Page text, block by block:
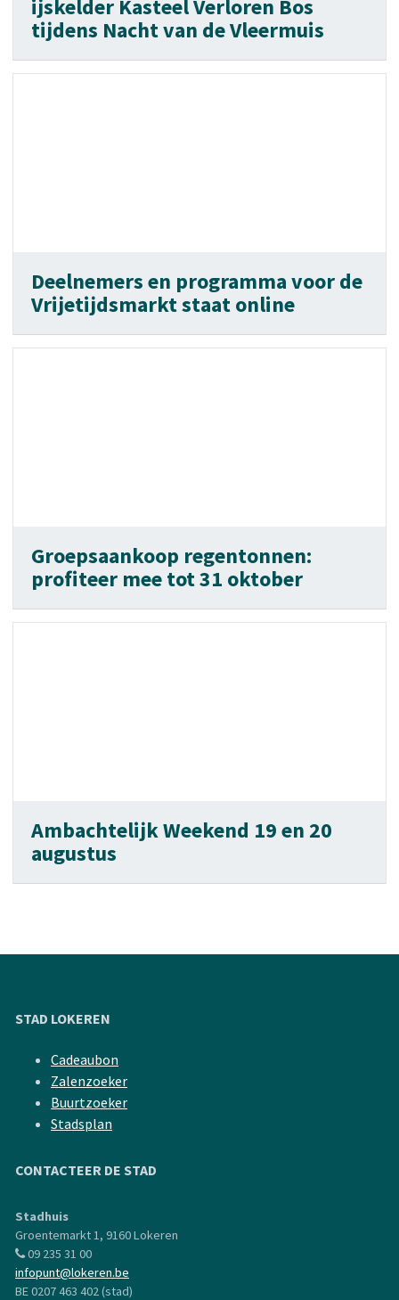
ijskelder Kasteel Verloren Bos
tijdens Nacht van de Vleermuis
Deelnemers en programma voor de
Vrijetijdsmarkt staat online
Groepsaankoop regentonnen:
profiteer mee tot 31 oktober
Ambachtelijk Weekend 19 en 20
augustus
STAD LOKEREN
Cadeaubon
Zalenzoeker
Buurtzoeker
Stadsplan
CONTACTEER DE STAD
Stadhuis
Groentemarkt 1, 9160 Lokeren
09 235 31 00
infopunt@lokeren.be
BE 0207 463 402 (stad)